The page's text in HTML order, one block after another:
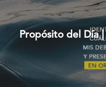
Propósito del Día